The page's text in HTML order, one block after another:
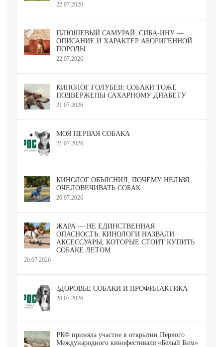
22.07.2026
ПЛЮШЕВЫЙ САМУРАЙ: СИБА-ИНУ —
ОПИСАНИЕ И ХАРАКТЕР АБОРИГЕННОЙ
ПОРОДЫ
22.07.2026
КИНОЛОГ ГОЛУБЕВ: СОБАКИ ТОЖЕ
ПОДВЕРЖЕНЫ САХАРНОМУ ДИАБЕТУ
21.07.2026
МОЯ ПЕРВАЯ СОБАКА
21.07.2026
КИНОЛОГ ОБЪЯСНИЛ, ПОЧЕМУ НЕЛЬЗЯ
ОЧЕЛОВЕЧИВАТЬ СОБАК
20.07.2026
ЖАРА — НЕ ЕДИНСТВЕННАЯ
ОПАСНОСТЬ: КИНОЛОГИ НАЗВАЛИ
АКСЕССУАРЫ, КОТОРЫЕ СТОИТ КУПИТЬ
СОБАКЕ ЛЕТОМ
20.07.2026
ЗДОРОВЬЕ СОБАКИ И ПРОФИЛАКТИКА
20.07.2026
РКФ приняла участие в открытии Первого
Международного кинофестиваля «Белый Бим»